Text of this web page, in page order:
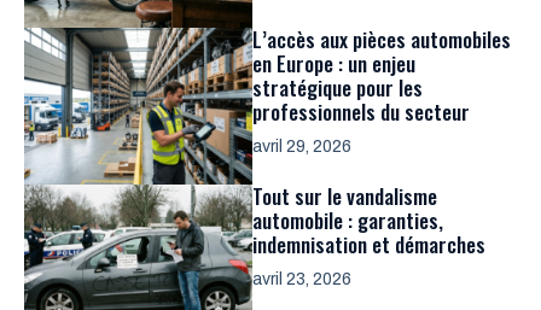
L’accès aux pièces automobiles
en Europe : un enjeu
stratégique pour les
professionnels du secteur
avril 29, 2026
Tout sur le vandalisme
automobile : garanties,
indemnisation et démarches
avril 23, 2026